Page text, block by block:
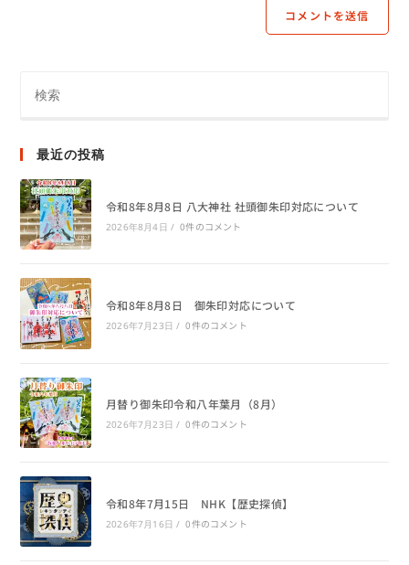
最近の投稿
令和8年8月8日 八大神社 社頭御朱印対応について
2026年8月4日 / 0件のコメント
令和8年8月8日 御朱印対応について
2026年7月23日 / 0件のコメント
月替り御朱印令和八年葉月（8月）
2026年7月23日 / 0件のコメント
令和8年7月15日 NHK【歴史探偵】
2026年7月16日 / 0件のコメント